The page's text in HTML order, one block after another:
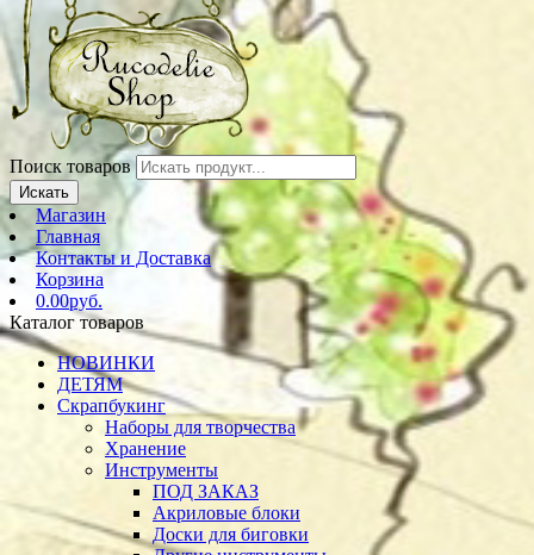
Поиск товаров
Искать
Магазин
Главная
Контакты и Доставка
Корзина
0.00руб.
Каталог товаров
НОВИНКИ
ДЕТЯМ
Скрапбукинг
Наборы для творчества
Хранение
Инструменты
ПОД ЗАКАЗ
Акриловые блоки
Доски для биговки